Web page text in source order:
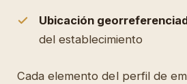
Ubicación
del establecimiento
Cada elemento del perfil de